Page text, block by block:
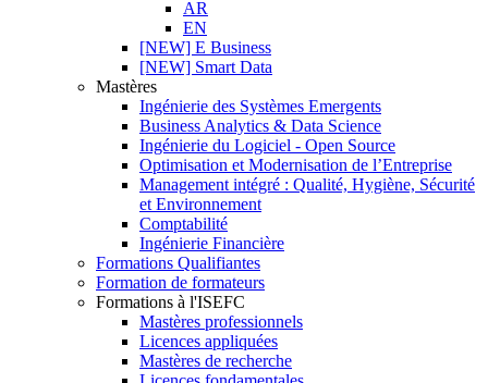
AR
EN
[NEW] E Business
[NEW] Smart Data
Mastères
Ingénierie des Systèmes Emergents
Business Analytics & Data Science
Ingénierie du Logiciel - Open Source
Optimisation et Modernisation de l’Entreprise
Management intégré : Qualité, Hygiène, Sécurité
et Environnement
Comptabilité
Ingénierie Financière
Formations Qualifiantes
Formation de formateurs
Formations à l'ISEFC
Mastères professionnels
Licences appliquées
Mastères de recherche